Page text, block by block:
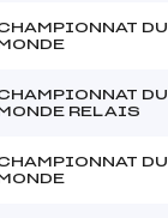
DU
DU
RELAIS
DU